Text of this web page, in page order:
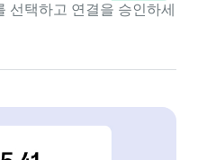
선택하고 연결을 승인하세